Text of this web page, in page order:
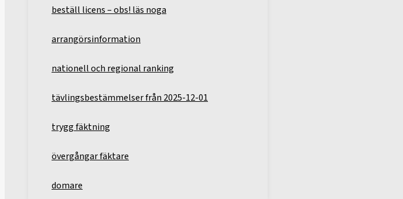
beställ licens – obs! läs noga
arrangörsinformation
nationell och regional ranking
tävlingsbestämmelser från 2025-12-01
trygg fäktning
övergångar fäktare
domare